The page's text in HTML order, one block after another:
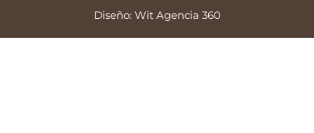
Diseño: Wit Agencia 360